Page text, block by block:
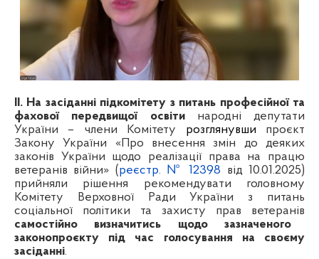
ІІ. На засіданні підкомітету з питань професійної та
фахової передвищої освіти народні депутати
України – члени Комітету розглянувши проєкт
Закону України «Про внесення змін до деяких
законів України щодо реалізації права на працю
ветеранів війни» (реєстр. № 12398 від 10.01.2025)
прийняли рішення рекомендувати головному
Комітету Верховної Ради України з питань
соціальної політики та захисту прав ветеранів
самостійно визначитись щодо зазначеного
законопроєкту під час голосування на своєму
засіданні.